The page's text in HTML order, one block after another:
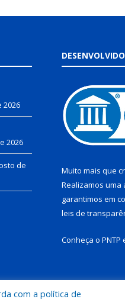
2026
2026
de
Muito mais que
Realizamos uma
garantimos em
leis de
Conheça o PNTP
com a política de